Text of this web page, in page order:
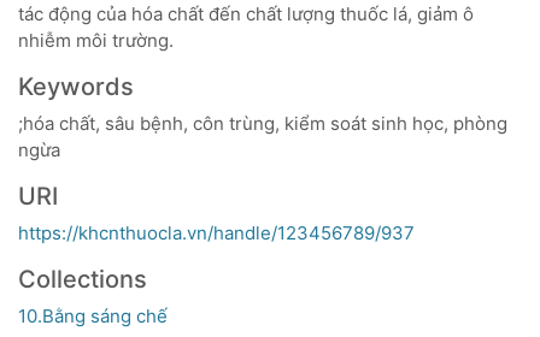
tác động của hóa chất đến chất lượng thuốc lá, giảm ô
nhiễm môi trường.
Keywords
;hóa chất, sâu bệnh, côn trùng, kiểm soát sinh học, phòng
ngừa
URI
https://khcnthuocla.vn/handle/123456789/937
Collections
10.Bằng sáng chế